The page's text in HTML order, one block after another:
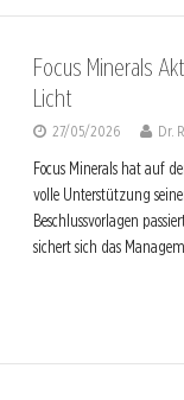
Focus Minerals
Licht
27/05/2026 Dr.
Focus Minerals hat auf
volle Unterstützung
Beschlussvorlagen
sichert sich das